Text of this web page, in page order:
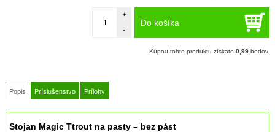
Do košíka
-
+
Kúpou tohto produktu získate0,99 bodov.
Popis Príslušenstvo Prílohy
Stojan Magic Ttrout na pasty – bez pást